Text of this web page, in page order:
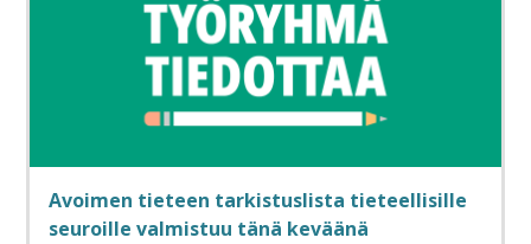
Avoimen tieteen tarkistuslista tieteellisille
seuroille valmistuu tänä keväänä